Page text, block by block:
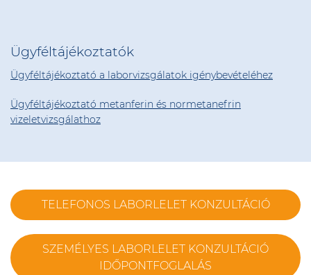
Ügyféltájékoztatók
Ügyféltájékoztató a laborvizsgálatok igénybevételéhez
Ügyféltájékoztató metanferin és normetanefrin
vizeletvizsgálathoz
TELEFONOS LABORLELET KONZULTÁCIÓ
SZEMÉLYES LABORLELET KONZULTÁCIÓ
IDŐPONTFOGLALÁS